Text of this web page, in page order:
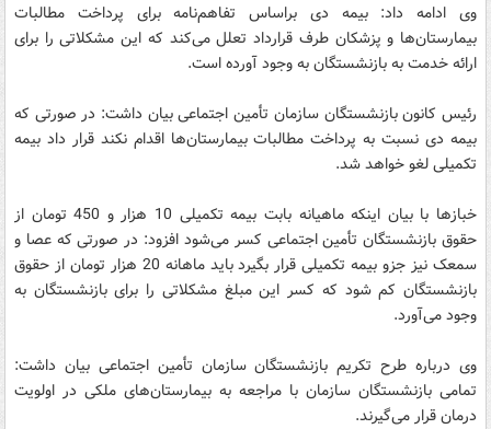
وی ادامه داد: بیمه دی براساس تفاهم‌نامه برای پرداخت مطالبات
بیمارستان‌ها و پزشکان طرف قرارداد تعلل می‌کند که این مشکلاتی را برای
ارائه خدمت به بازنشستگان به وجود آورده است.
رئیس کانون بازنشستگان سازمان تأمین اجتماعی بیان داشت: در صورتی که
بیمه دی نسبت به پرداخت مطالبات بیمارستان‌ها اقدام نکند قرار داد بیمه
تکمیلی لغو خواهد شد.
خبازها با بیان اینکه ماهیانه بابت بیمه تکمیلی 10 هزار و 450 تومان از
حقوق بازنشستگان تأمین اجتماعی کسر می‌شود افزود: در صورتی که عصا و
سمعک نیز جزو بیمه تکمیلی قرار بگیرد باید ماهانه 20 هزار تومان از حقوق
بازنشستگان کم شود که کسر این مبلغ مشکلاتی را برای بازنشستگان به
وجود می‌آورد.
وی درباره طرح تکریم بازنشستگان سازمان تأمین اجتماعی بیان داشت:
تمامی بازنشستگان سازمان با مراجعه به بیمارستان‌های ملکی در اولویت
درمان قرار می‌گیرند.